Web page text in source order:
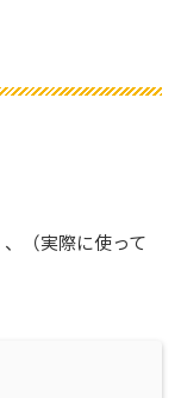
（実際に使って